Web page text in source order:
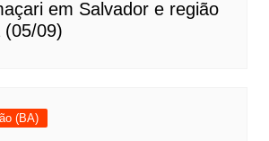
em Salvador e região
(05/09)
(BA)